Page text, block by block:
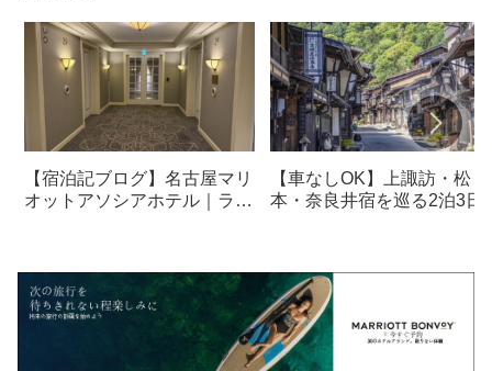
【宿泊記ブログ】名古屋マリ
オットアソシアホテル｜ラウ
【車なしOK】上諏訪・松
本・奈良井宿を巡る2泊3日